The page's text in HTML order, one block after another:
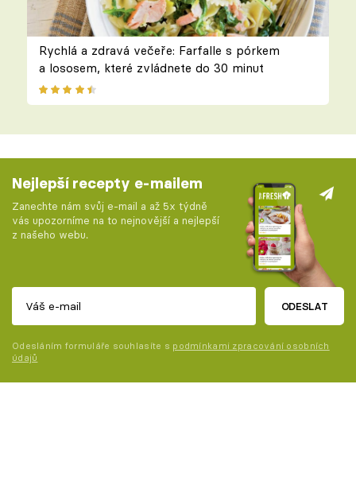
Rychlá a zdravá večeře: Farfalle s pórkem
a lososem, které zvládnete do 30 minut
Nejlepší recepty e-mailem
Zanechte nám svůj e-mail a až 5x týdně
vás upozorníme na to nejnovější a nejlepší
z našeho webu.
ODESLAT
Odesláním formuláře souhlasíte s podmínkami zpracování osobních
údajů